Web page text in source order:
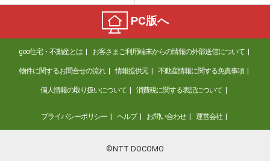
PC版へ
goo住宅・不動産とは お客さまご利用端末からの情報の外部送信について
物件に関するお問合せの流れ 情報提供元 不動産情報に関する免責事項
個人情報の取り扱いについて 消費税に関する表記について
プライバシーポリシー ヘルプ お問い合わせ 運営会社
©NTT DOCOMO